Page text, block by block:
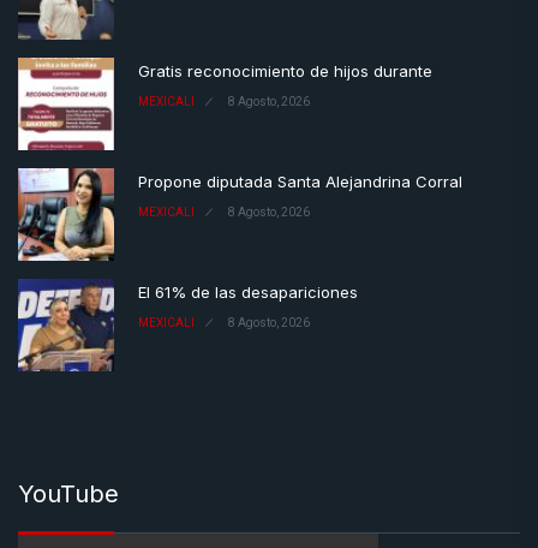
Gratis reconocimiento de hijos durante
MEXICALI 8 Agosto, 2026
Propone diputada Santa Alejandrina Corral
MEXICALI 8 Agosto, 2026
El 61% de las desapariciones
MEXICALI 8 Agosto, 2026
YouTube